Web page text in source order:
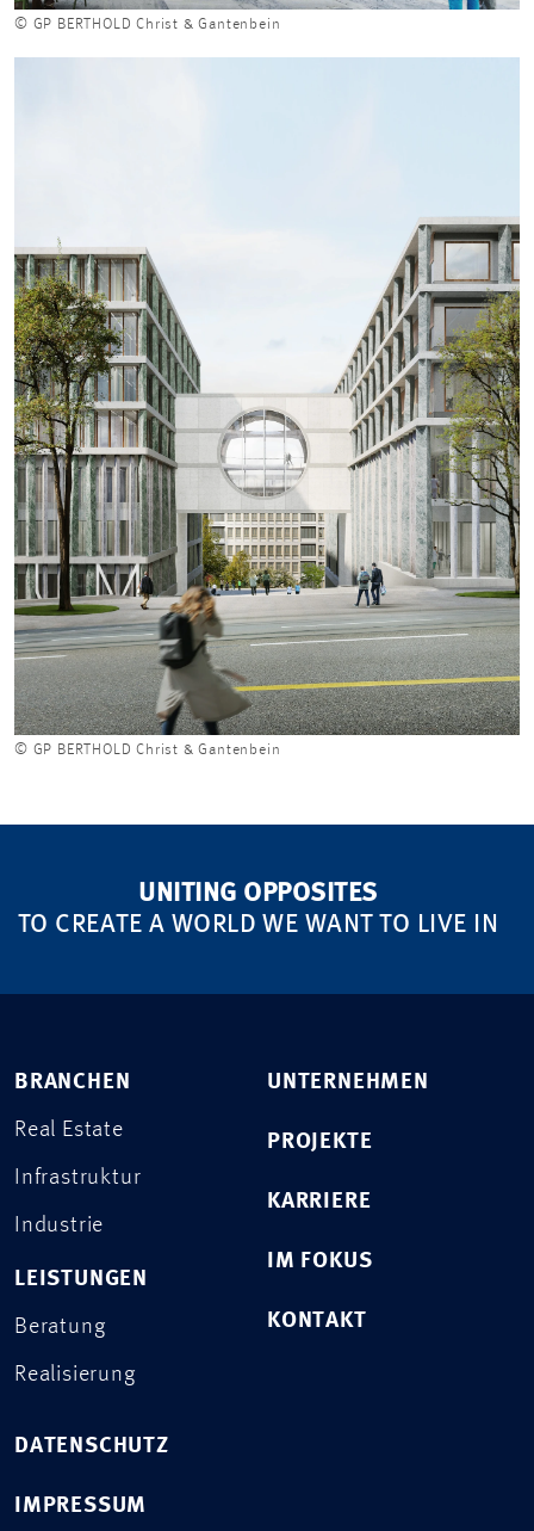
© GP BERTHOLD Christ & Gantenbein
© GP BERTHOLD Christ & Gantenbein
UNITING OPPOSITES
TO CREATE A WORLD WE WANT TO LIVE IN
BRANCHEN
Real Estate
Infrastruktur
Industrie
LEISTUNGEN
Beratung
Realisierung
UNTERNEHMEN
PROJEKTE
KARRIERE
IM FOKUS
KONTAKT
DATENSCHUTZ
IMPRESSUM